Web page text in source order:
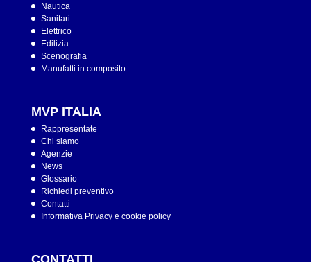
Nautica
Sanitari
Elettrico
Edilizia
Scenografia
Manufatti in composito
MVP ITALIA
Rappresentate
Chi siamo
Agenzie
News
Glossario
Richiedi preventivo
Contatti
Informativa Privacy e cookie policy